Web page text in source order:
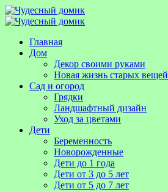
Главная
Дом
Декор своими руками
Новая жизнь старых вещей
Сад и огород
Грядки
Ландшафтный дизайн
Уход за цветами
Дети
Беременность
Новорожденные
Дети до 1 года
Дети от 3 до 5 лет
Дети от 5 до 7 лет